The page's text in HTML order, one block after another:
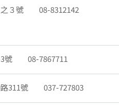
３號 08-8312142
號 08-7867711
311號 037-727803